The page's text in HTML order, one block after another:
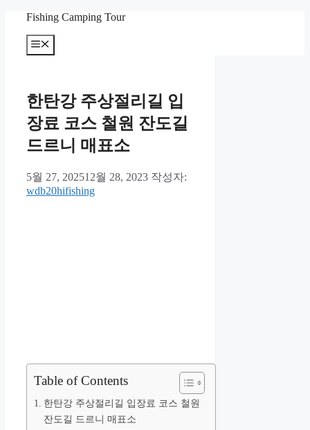
Fishing Camping Tour
메
뉴
한탄강 주상절리길 입
장료 코스 철원 잔도길
드르니 매표소
5월 27, 202512월 28, 2023 작성자:
wdb20hifishing
Table of Contents
한탄강 주상절리길 입장료 코스 철원
잔도길 드르니 매표소